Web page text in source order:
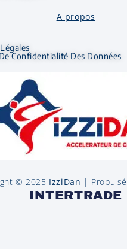
A propos
Confidentialité Des Données
© 2025 IzziDan |
INTERTRADE